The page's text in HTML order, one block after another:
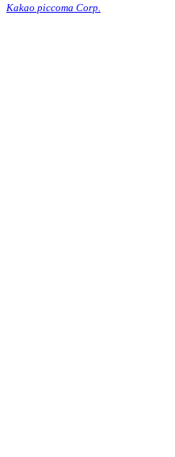
Kakao piccoma Corp.